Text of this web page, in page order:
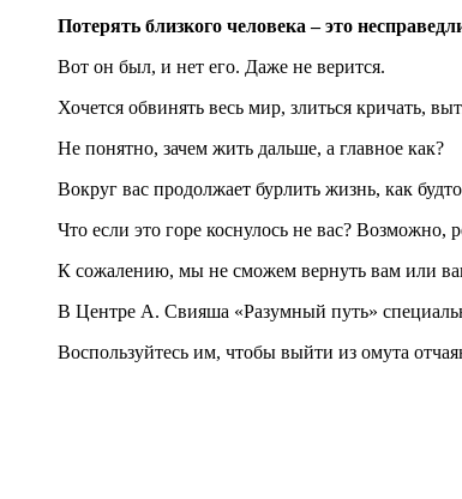
Потерять близкого человека – это
Вот он был, и нет его. Даже не верится.
Хочется обвинять весь мир, злиться кричать,
Не понятно, зачем жить дальше, а главное как?
Вокруг вас продолжает бурлить жизнь, как
Что если это горе коснулось не вас? Возможно,
К сожалению, мы не сможем вернуть вам или
В Центре А. Свияша «Разумный путь»
Воспользуйтесь им, чтобы выйти из омута